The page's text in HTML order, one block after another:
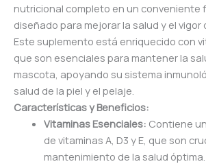
nutricional completo en un conveniente
diseñado para mejorar la salud y el vigor
Este suplemento está enriquecido con
que son esenciales para mantener la
mascota, apoyando su sistema
salud de la piel y el pelaje.
Características y Beneficios:
Vitaminas Esenciales: Contiene
de vitaminas A, D3 y E, que son
mantenimiento de la salud óptima.